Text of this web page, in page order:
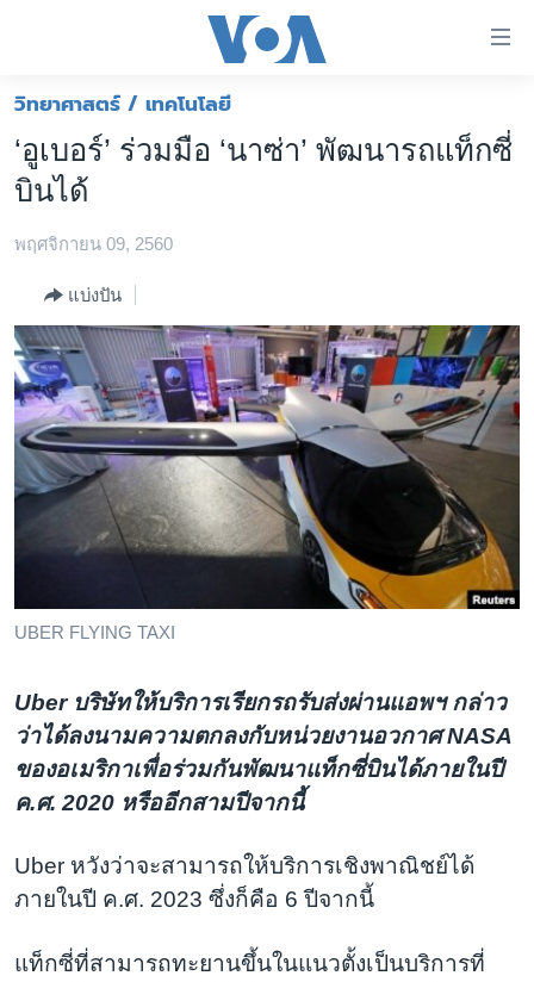
ต่อ
ข้าม
เนื้อหา
ข้าม
หลัก
ข้าม
ไป
การ
ค้นหา
โลก
เอเชีย
สหรัฐฯ
ไทย
ธุรกิจ
วิทยาศาสตร์
สังคมและสุขภาพ
ไลฟ์สไตล์
ตรวจสอบข่าว
เรียนรู้ภาษาอังกฤษ
เลือกภาษา
วิทยาศาสตร์ / เทคโนโลยี
‘อูเบอร์’ ร่วมมือ ‘นาซ่า’ พัฒนารถแท็กซี่
บินได้
พฤศจิกายน 09, 2560
แบ่งปัน
UBER FLYING TAXI
Uber บริษัทให้บริการเรียกรถรับส่งผ่านแอพฯ กล่าว
ว่าได้ลงนามความตกลงกับหน่วยงานอวกาศ NASA
ของอเมริกาเพื่อร่วมกันพัฒนาแท็กซี่บินได้ภายในปี
ค.ศ. 2020 หรืออีกสามปีจากนี้
Uber หวังว่าจะสามารถให้บริการเชิงพาณิชย์ได้
ภายในปี ค.ศ. 2023 ซึ่งก็คือ 6 ปีจากนี้
แท็กซี่ที่สามารถทะยานขึ้นในแนวตั้งเป็นบริการที่